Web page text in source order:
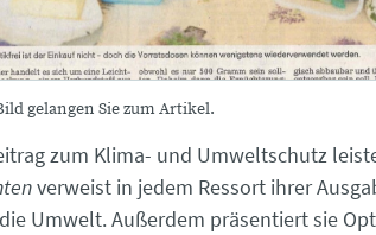
gelangen Sie zum Artikel.
zum Klima- und Umweltschutz
verweist in jedem Ressort ihrer
Umwelt. Außerdem präsentiert sie